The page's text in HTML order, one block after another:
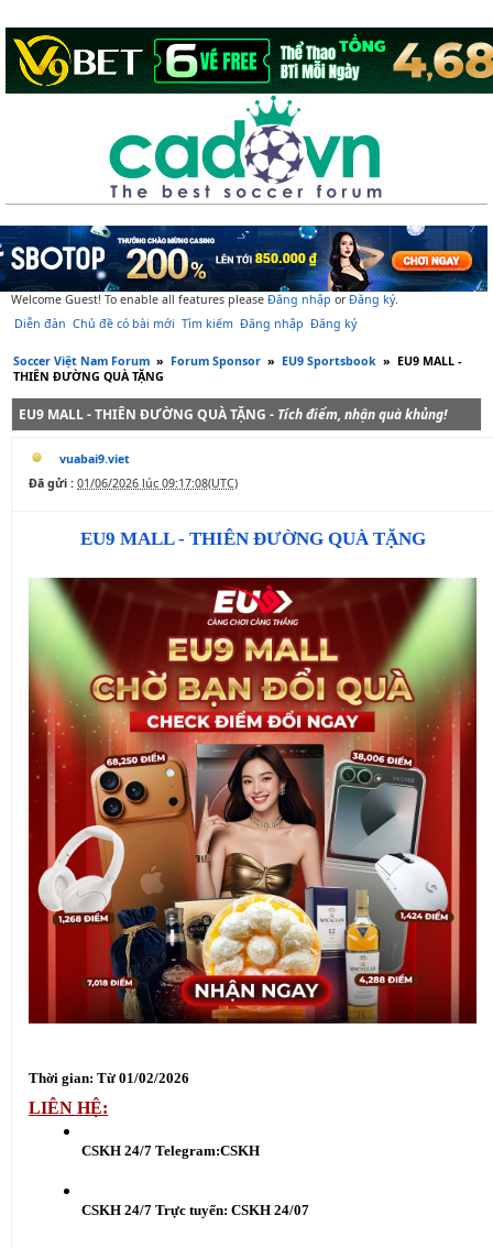
Welcome Guest! To enable all features please Đăng nhập orĐăng ký.
Diễn đàn Chủ đề có bài mới Tìm kiếm Đăng nhập Đăng ký
Soccer Việt Nam Forum » Forum Sponsor » EU9 Sportsbook » EU9 MALL -
THIÊN ĐƯỜNG QUÀ TẶNG
EU9 MALL - THIÊN ĐƯỜNG QUÀ TẶNG - Tích điểm, nhận quà khủng!
vuabai9.viet
Đã gửi : 01/06/2026 lúc 09:17:08(UTC)
EU9 MALL - THIÊN ĐƯỜNG QUÀ TẶNG
Thời gian: Từ 01/02/2026
LIÊN HỆ:
CSKH 24/7 Telegram:CSKH
CSKH 24/7 Trực tuyến: CSKH 24/07